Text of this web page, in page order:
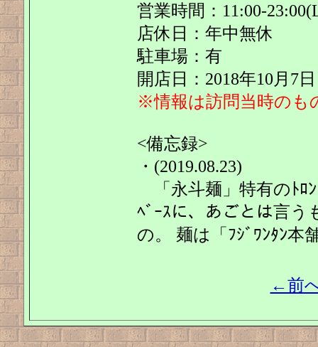
営業時間：11:00-
店休日：年中無休
駐車場：有
開店日：2018年10月7日
※情報は訪問当時のも
<備忘録>
・(2019.08.23)
「永斗麺」特有のﾄﾛ
ﾍﾞｰｽに、あごとは言う
の。 麺は「ﾌｼﾞﾜﾝﾀﾝ本
←前